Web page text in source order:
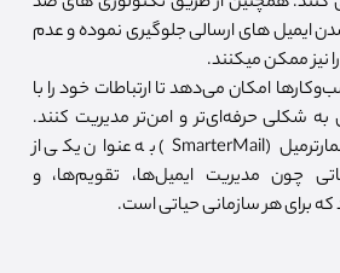
ایمیل های ارسالی جلوگیری نموده و عدم
نیز ممکن میکنند.
امکان می‌دهد تا ارتباطات خود را با
شکلی حرفه‌ای‌تر و امن‌تر مدیریت کنند.
استفاده از لایسنس اسمارترمیل (SmarterMail) به عنوان یکی از
چون مدیریت ایمیل‌ها، تقویم‌ها، و
که برای هر سازمانی حیاتی است.